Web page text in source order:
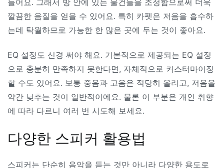
깔끔한 음질을 얻을 수 있어요. 특히 카펫은 저음을 흡수하
는데 탁월하므로 가능한 한 많은 곳에 두는 것이 좋아요.
EQ 설정도 신경 써야 해요. 기본적으로 제공되는 EQ 설정
으로 충분히 만족하지 못한다면, 자체적으로 커스터마이징
할 수도 있어요. 보통 중음과 고음은 적당히 올리고, 저음을
약간 낮추는 것이 일반적이에요. 물론 이 부분은 개인 취향
에 따라 다르니 여러 번 시도해 보세요.
다양한 스피커 활용법
스피커는 단순히 음악을 듣는 것만 아니라 다양한 용도로